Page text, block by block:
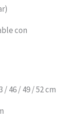
con
/ 46 / 49 / 52 cm